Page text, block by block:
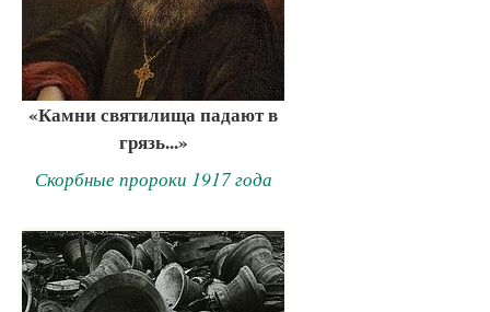
«Камни святилища падают в
грязь...»
Скорбные пророки 1917 года